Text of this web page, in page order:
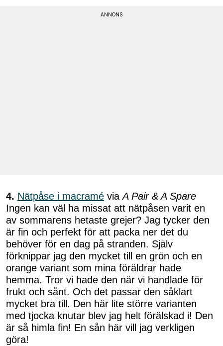
4. Nätpåse i macramé viaA Pair & A Spare
Ingen kan väl ha missat att nätpåsen varit en
av sommarens hetaste grejer? Jag tycker den
är fin och perfekt för att packa ner det du
behöver för en dag på stranden. Själv
förknippar jag den mycket till en grön och en
orange variant som mina föräldrar hade
hemma. Tror vi hade den när vi handlade för
frukt och sånt. Och det passar den såklart
mycket bra till. Den här lite större varianten
med tjocka knutar blev jag helt förälskad i! Den
är så himla fin! En sån här vill jag verkligen
göra!